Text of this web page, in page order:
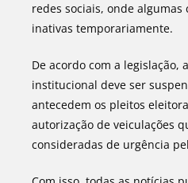
redes sociais, onde
inativas temporariamente.
De acordo com a legislação,
institucional deve ser
antecedem os pleitos
autorização de veiculações
consideradas de urgência